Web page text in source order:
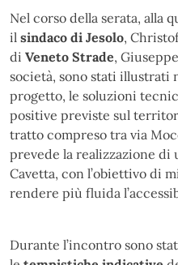
Nel corso della serata, alla
il sindaco di Jesolo,
di Veneto Strade,
società, sono stati
progetto, le soluzioni
positive previste sul
tratto compreso tra via
prevede la realizzazione di
Cavetta, con l’obiettivo di
rendere più fluida
Durante l’incontro sono